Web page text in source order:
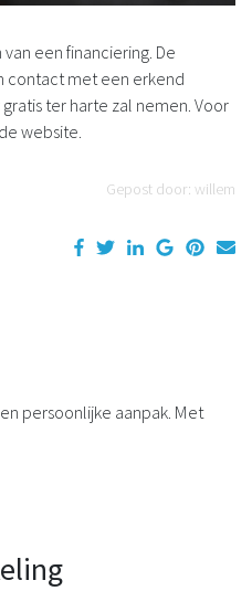
een financiering. De
contact met een erkend
ter harte zal nemen. Voor
website.
Gepost door: willem
persoonlijke aanpak. Met